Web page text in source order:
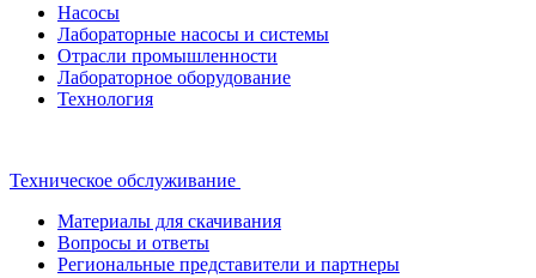
Насосы
Лабораторные насосы и системы
Отрасли промышленности
Лабораторное оборудование
Технология
Техническое обслуживание
Материалы для скачивания
Вопросы и ответы
Региональные представители и партнеры